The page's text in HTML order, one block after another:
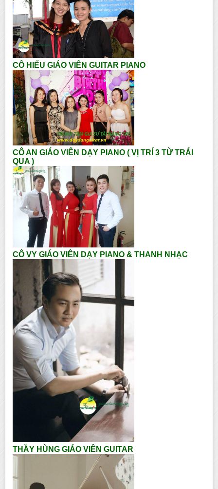
CÔ HIẾU GIÁO VIÊN GUITAR PIANO
CÔ AN GIÁO VIÊN DẠY PIANO ( VỊ TRÍ 3 TỪ TRÁI
QUA )
CÔ VY GIÁO VIÊN DẠY PIANO & THANH NHẠC
THẦY HÙNG GIÁO VIÊN GUITAR